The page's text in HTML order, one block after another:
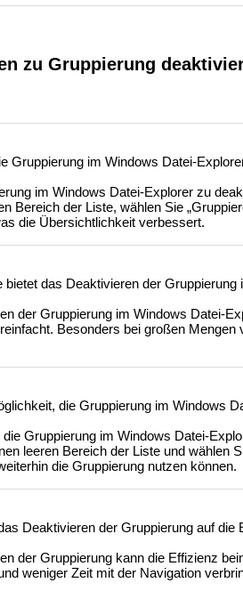
zu Gruppierung
Gruppierung im Windows Datei-
im Windows Datei-Explorer zu
Bereich der Liste, wählen Sie
die Übersichtlichkeit verbessert.
bietet das Deaktivieren der
der Gruppierung im Windows Datei-
Besonders bei großen
die Gruppierung im Windows
Gruppierung im Windows Datei-
leeren Bereich der Liste und wählen
die Gruppierung nutzen können.
Deaktivieren der Gruppierung auf
der Gruppierung kann die Effizienz
weniger Zeit mit der Navigation